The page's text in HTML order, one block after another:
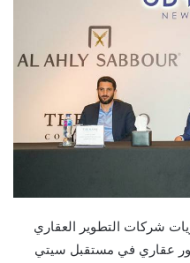
شركات التطوير العقاري
عقاري في مستقبل سيتي